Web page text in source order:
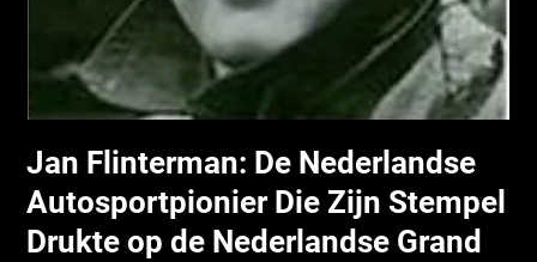
Jan Flinterman: De Nederlandse
Autosportpionier Die Zijn Stempel
Drukte op de Nederlandse Grand